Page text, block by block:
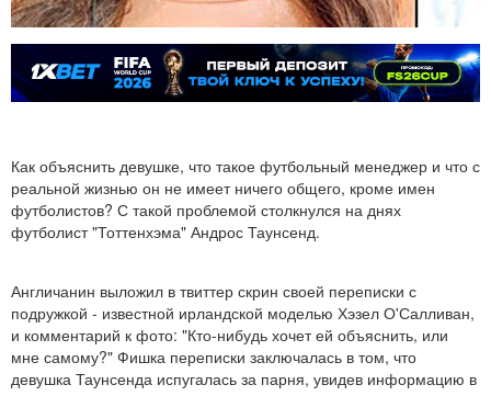
Как объяснить девушке, что такое футбольный менеджер и что с
реальной жизнью он не имеет ничего общего, кроме имен
футболистов? С такой проблемой столкнулся на днях
футболист "Тоттенхэма" Андрос Таунсенд.
Англичанин выложил в твиттер скрин своей переписки с
подружкой - известной ирландской моделью Хэзел О'Салливан,
и комментарий к фото: "Кто-нибудь хочет ей объяснить, или
мне самому?" Фишка переписки заключалась в том, что
девушка Таунсенда испугалась за парня, увидев информацию в